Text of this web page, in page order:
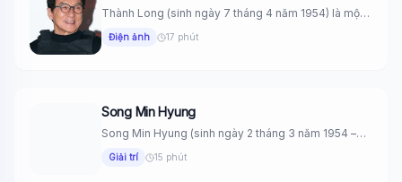
Thành Long (sinh ngày 7 tháng 4 năm 1954) là một
Điện ảnh 17 phút
Song Min Hyung
Song Min Hyung (sinh ngày 2 tháng 3 năm 1954 –
Giải trí 15 phút